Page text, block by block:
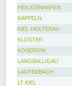
HEILIGENHAFEN
KAPPELN
KIEL-HOLTENAU
KLOSTER
KOSEROW
LANGBALLIGAU
LAUTERBACH
LT KIEL